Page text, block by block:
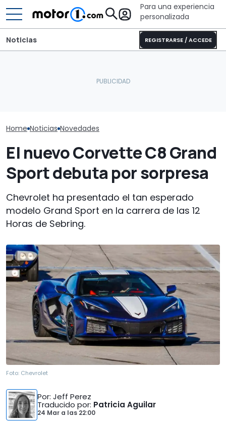
Para una experiencia
personalizada
REGISTRARSE / ACCEDE
Noticias
Home Noticias Novedades
El nuevo Corvette C8 Grand
Sport debuta por sorpresa
Chevrolet ha presentado el tan esperado
modelo Grand Sport en la carrera de las 12
Horas de Sebring.
Foto: Chevrolet
Por: Jeff Perez
Traducido por: Patricia Aguilar
24 Mar a las 22:00